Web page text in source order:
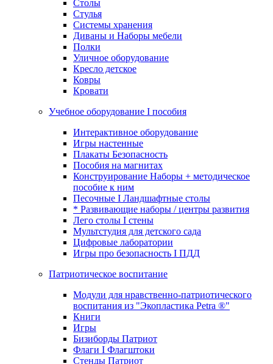
Столы
Стулья
Системы хранения
Диваны и Наборы мебели
Полки
Уличное оборудование
Кресло детское
Ковры
Кровати
Учебное оборудование I пособия
Интерактивное оборудование
Игры настенные
Плакаты Безопасность
Пособия на магнитах
Конструирование Наборы + методическое
пособие к ним
Песочные I Ландшафтные столы
* Развивающие наборы / центры развития
Лего столы I стены
Мультстудия для детского сада
Цифровые лаборатории
Игры про безопасность I ПДД
Патриотическое воспитание
Модули для нравственно-патриотического
воспитания из "Экопластика Petra ®"
Книги
Игры
Бизиборды Патриот
Флаги I Флагштоки
Стенды Патриот